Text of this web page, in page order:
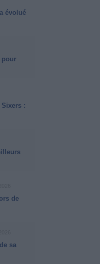
évolué
pour
:
de
sa